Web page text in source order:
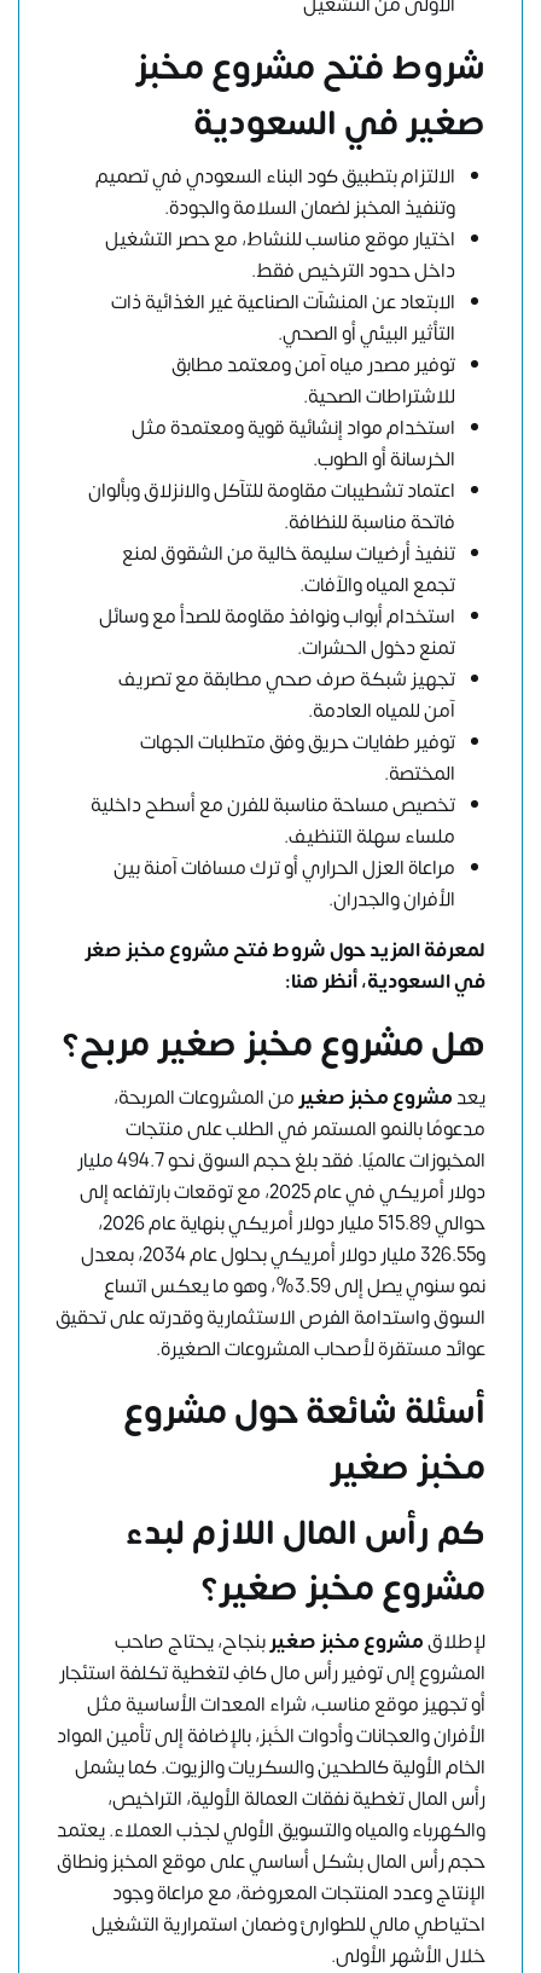
شروط فتح مشروع مخبز
صغير في السعودية
الالتزام بتطبيق كود البناء السعودي في تصميم
وتنفيذ المخبز لضمان السلامة والجودة.
اختيار موقع مناسب للنشاط، مع حصر التشغيل
داخل حدود الترخيص فقط.
الابتعاد عن المنشآت الصناعية غير الغذائية ذات
التأثير البيئي أو الصحي.
توفير مصدر مياه آمن ومعتمد مطابق
للاشتراطات الصحية.
استخدام مواد إنشائية قوية ومعتمدة مثل
الخرسانة أو الطوب.
اعتماد تشطيبات مقاومة للتآكل والانزلاق وبألوان
فاتحة مناسبة للنظافة.
تنفيذ أرضيات سليمة خالية من الشقوق لمنع
تجمع المياه والآفات.
استخدام أبواب ونوافذ مقاومة للصدأ مع وسائل
تمنع دخول الحشرات.
تجهيز شبكة صرف صحي مطابقة مع تصريف
آمن للمياه العادمة.
توفير طفايات حريق وفق متطلبات الجهات
المختصة.
تخصيص مساحة مناسبة للفرن مع أسطح داخلية
ملساء سهلة التنظيف.
مراعاة العزل الحراري أو ترك مسافات آمنة بين
الأفران والجدران.
لمعرفة المزيد حول شروط فتح مشروع مخبز صغر
في السعودية،أنظر هنا:
هل مشروع مخبز صغير مربح؟
يعدمشروع مخبز صغيرمن المشروعات المربحة،
مدعومًا بالنمو المستمر في الطلب على منتجات
المخبوزات عالميًا. فقد بلغ حجم السوق نحو 494.7 مليار
دولار أمريكي في عام 2025، مع توقعات بارتفاعه إلى
حوالي 515.89 مليار دولار أمريكي بنهاية عام 2026،
و326.55 مليار دولار أمريكي بحلول عام 2034، بمعدل
نمو سنوي يصل إلى 3.59%، وهو ما يعكس اتساع
السوق واستدامة الفرص الاستثمارية وقدرته على تحقيق
عوائد مستقرة لأصحاب المشروعات الصغيرة.
أسئلة شائعة حول مشروع
مخبز صغير
كم رأس المال اللازم لبدء
مشروع مخبز صغير؟
لإطلاقمشروع مخبز صغيربنجاح، يحتاج صاحب
المشروع إلى توفير رأس مال كافٍ لتغطية تكلفة استئجار
أو تجهيز موقع مناسب، شراء المعدات الأساسية مثل
الأفران والعجانات وأدوات الخَبز، بالإضافة إلى تأمين المواد
الخام الأولية كالطحين والسكريات والزيوت. كما يشمل
رأس المال تغطية نفقات العمالة الأولية، التراخيص،
والكهرباء والمياه والتسويق الأولي لجذب العملاء. يعتمد
حجم رأس المال بشكل أساسي على موقع المخبز ونطاق
الإنتاج وعدد المنتجات المعروضة، مع مراعاة وجود
احتياطي مالي للطوارئ وضمان استمرارية التشغيل
خلال الأشهر الأولى.